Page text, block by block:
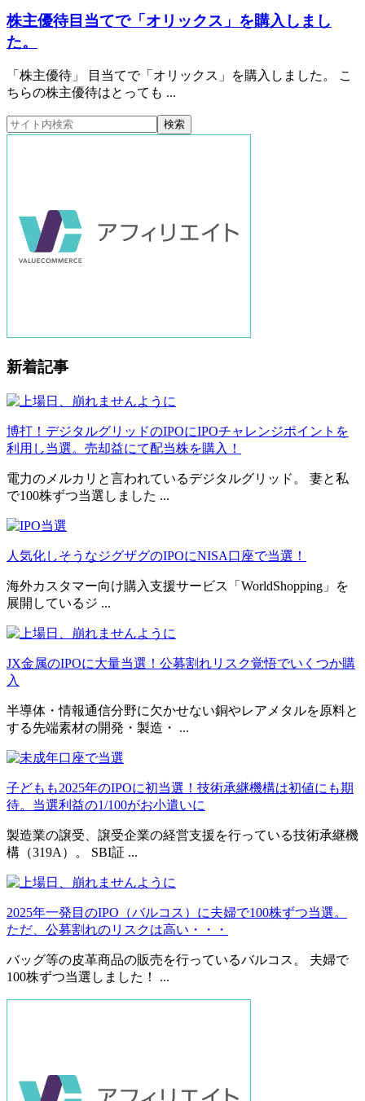
株主優待目当てで「オリックス」を購入しまし
た。
「株主優待」 目当てで「オリックス」を購入しました。 こ
ちらの株主優待はとっても ...
新着記事
博打！デジタルグリッドのIPOにIPOチャレンジポイントを
利用し当選。売却益にて配当株を購入！
電力のメルカリと言われているデジタルグリッド。 妻と私
で100株ずつ当選しました ...
人気化しそうなジグザグのIPOにNISA口座で当選！
海外カスタマー向け購入支援サービス「WorldShopping」を
展開しているジ ...
JX金属のIPOに大量当選！公募割れリスク覚悟でいくつか購
入
半導体・情報通信分野に欠かせない銅やレアメタルを原料と
する先端素材の開発・製造・ ...
子どもも2025年のIPOに初当選！技術承継機構は初値にも期
待。当選利益の1/100がお小遣いに
製造業の譲受、譲受企業の経営支援を行っている技術承継機
構（319A）。 SBI証 ...
2025年一発目のIPO（バルコス）に夫婦で100株ずつ当選。
ただ、公募割れのリスクは高い・・・
バッグ等の皮革商品の販売を行っているバルコス。 夫婦で
100株ずつ当選しました！ ...